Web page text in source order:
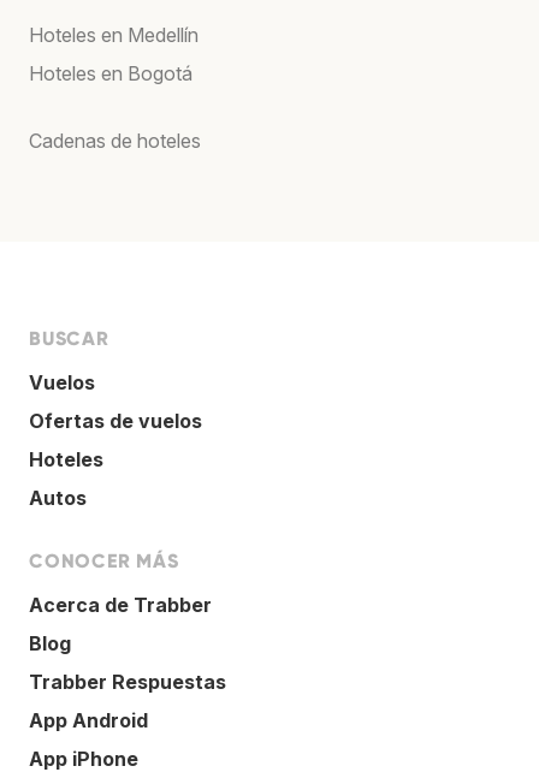
Hoteles en Medellín
Hoteles en Bogotá
Cadenas de hoteles
BUSCAR
Vuelos
Ofertas de vuelos
Hoteles
Autos
CONOCER MÁS
Acerca de Trabber
Blog
Trabber Respuestas
App Android
App iPhone